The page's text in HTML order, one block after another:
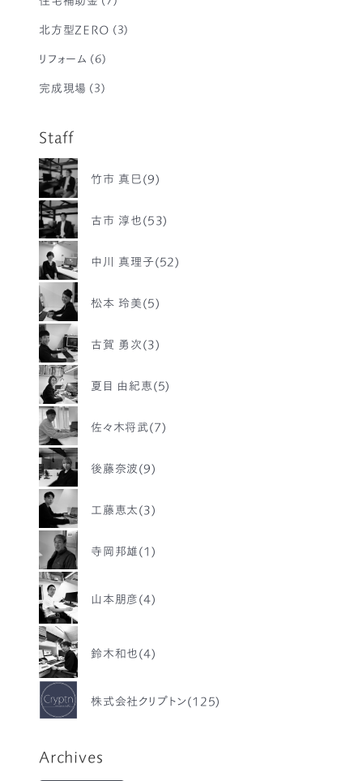
北方型ZERO (3)
リフォーム (6)
完成現場 (3)
Staff
竹市 真巳(9)
古市 淳也(53)
中川 真理子(52)
松本 玲美(5)
古賀 勇次(3)
夏目 由紀恵(5)
佐々木将武(7)
後藤奈波(9)
工藤恵太(3)
寺岡邦雄(1)
山本朋彦(4)
鈴木和也(4)
株式会社クリプトン(125)
Archives